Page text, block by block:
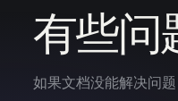
有些问
如果文档没能解决问